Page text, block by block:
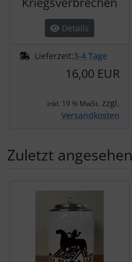
Details
Lieferzeit:3-4 Tage
16,00 EUR
inkl. 19 % MwSt. zzgl.
Versandkosten
Zuletzt angesehen